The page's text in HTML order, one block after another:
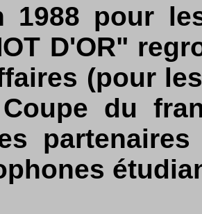
1988 pour
D'OR"
(pour
du